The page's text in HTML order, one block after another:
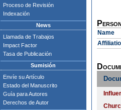
Proceso de Revisión
Indexación
News
Llamada de Trabajos
Impact Factor
Tasa de Publicación
Sumisión
Envíe su Artículo
Estado del Manuscrito
Guía para Autores
Derechos de Autor
Name